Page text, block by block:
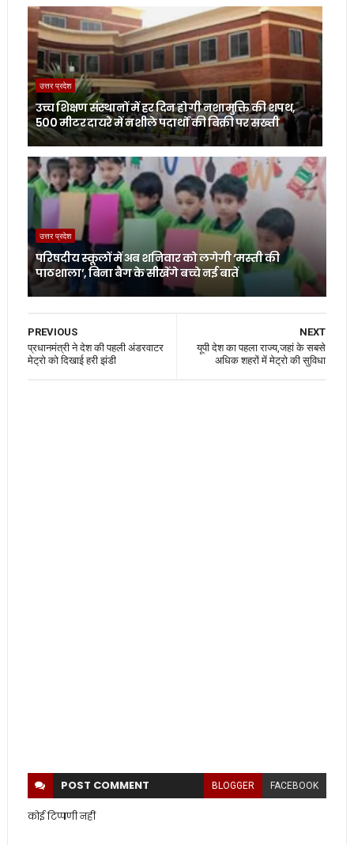
उत्तर प्रदेश
उच्च शिक्षण संस्थानों में हर दिन होगी नशामुक्ति की शपथ,
500 मीटर दायरे में नशीले पदार्थों की बिक्री पर सख्ती
उत्तर प्रदेश
परिषदीय स्कूलों में अब शनिवार को लगेगी ‘मस्ती की
पाठशाला’, बिना बैग के सीखेंगे बच्चे नई बातें
NEXT
यूपी देश का पहला राज्य,जहां के सबसे
अधिक शहरों में मेट्रो की सुविधा
PREVIOUS
प्रधानमंत्री ने देश की पहली अंडरवाटर
मेट्रो को दिखाई हरी झंडी
POST COMMENT BLOGGER FACEBOOK
कोई टिप्पणी नहीं